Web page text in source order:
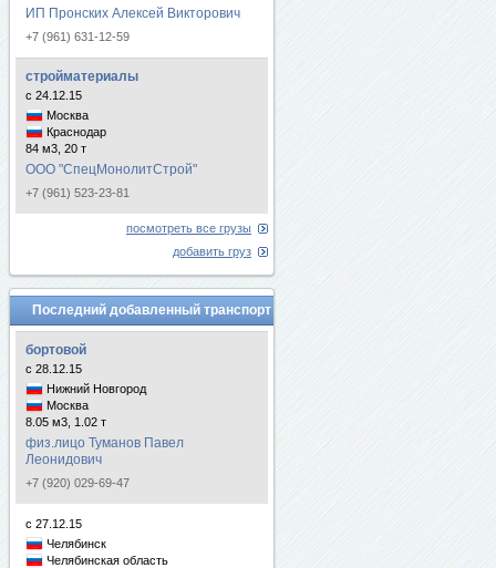
ИП Пронских Алексей Викторович
+7 (961) 631-12-59
стройматериалы
с 24.12.15
Москва
Краснодар
84 м3, 20 т
ООО "СпецМонолитСтрой"
+7 (961) 523-23-81
посмотреть все грузы
добавить груз
Последний добавленный транспорт
бортовой
с 28.12.15
Нижний Новгород
Москва
8.05 м3, 1.02 т
физ.лицо Туманов Павел
Леонидович
+7 (920) 029-69-47
с 27.12.15
Челябинск
Челябинская область